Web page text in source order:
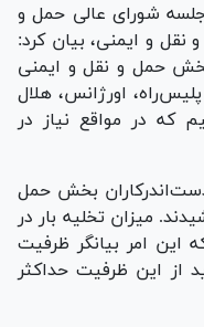
شورای عالی حمل و
نقل و ایمنی، بیان کرد:
حمل و نقل و ایمنی
اورژانس، هلال
که در مواقع نیاز در
بخش حمل
خوش درخشیدند. میزان تخلیه بار در
که این امر بیانگر ظرفیت
از این ظرفیت حداکثر